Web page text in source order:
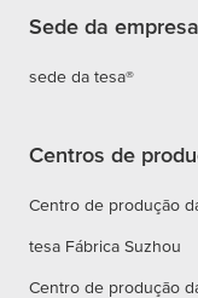
Sede da empresa
sede da tesa®
Centros de
Centro de produção
tesa Fábrica Suzhou
Centro de produção